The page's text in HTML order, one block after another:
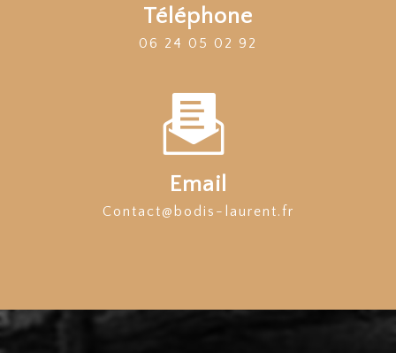
Téléphone
06 24 05 02 92
Email
contact@bodis-laurent.fr